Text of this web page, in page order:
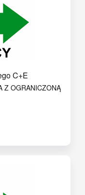
C+E
Z OGRANICZONĄ